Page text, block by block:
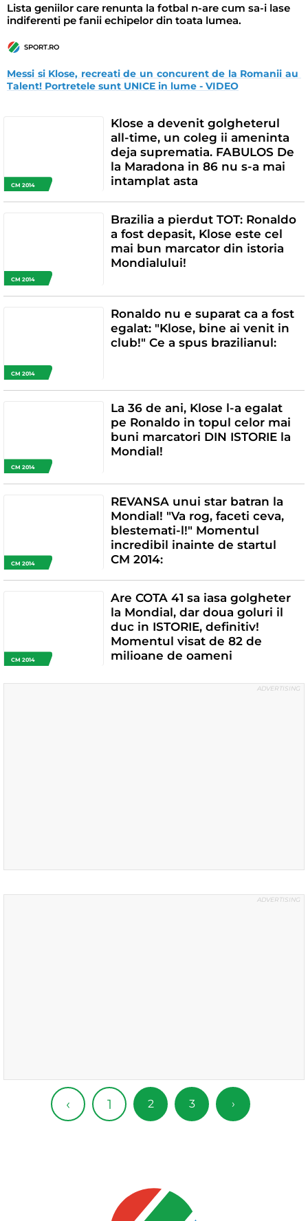
Lista geniilor care renunta la fotbal n-are cum sa-i lase
indiferenti pe fanii echipelor din toata lumea.
SPORT.RO
Messi si Klose, recreati de un concurent de la Romanii au
Talent! Portretele sunt UNICE in lume - VIDEO
CM 2014
Klose a devenit golgheterul
all-time, un coleg ii ameninta
deja suprematia. FABULOS De
la Maradona in 86 nu s-a mai
intamplat asta
CM 2014
Brazilia a pierdut TOT: Ronaldo
a fost depasit, Klose este cel
mai bun marcator din istoria
Mondialului!
CM 2014
Ronaldo nu e suparat ca a fost
egalat: "Klose, bine ai venit in
club!" Ce a spus brazilianul:
CM 2014
La 36 de ani, Klose l-a egalat
pe Ronaldo in topul celor mai
buni marcatori DIN ISTORIE la
Mondial!
CM 2014
REVANSA unui star batran la
Mondial! "Va rog, faceti ceva,
blestemati-l!" Momentul
incredibil inainte de startul
CM 2014:
CM 2014
Are COTA 41 sa iasa golgheter
la Mondial, dar doua goluri il
duc in ISTORIE, definitiv!
Momentul visat de 82 de
milioane de oameni
‹ 1 2 3 ›